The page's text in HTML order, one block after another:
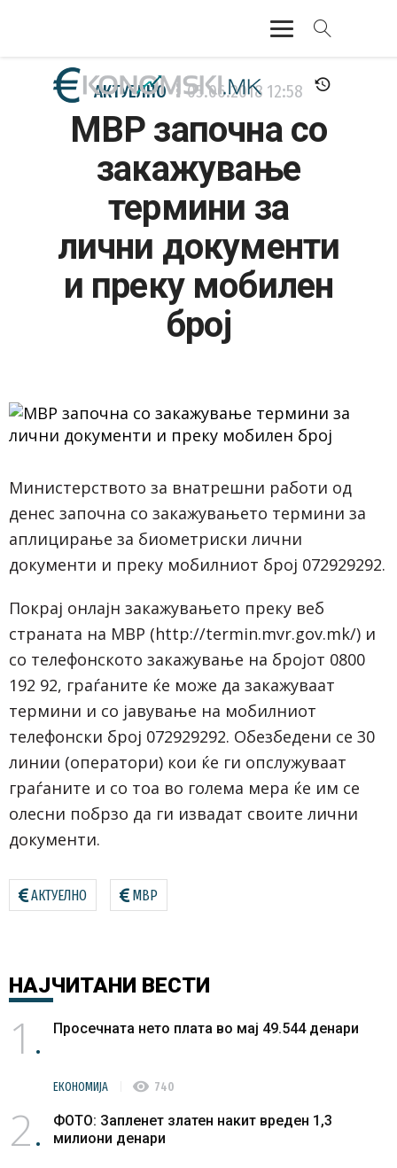
АКТУЕЛНО
ЕКОНОМИЈА
ФИНАНСИИ
БАНКАРСТВО
ЖИВОТ
МОЗАИК
АКТУЕЛНО 05.06.2018 12:58
МВР започна со
закажување
термини за
лични документи
и преку мобилен
број
Министерството за внатрешни работи од
денес започна со закажувањето термини за
аплицирање за биометриски лични
документи и преку мобилниот број 072929292.
Покрај онлајн закажувањето преку веб
страната на МВР (http://termin.mvr.gov.mk/) и
со телефонското закажување на бројот 0800
192 92, граѓаните ќе може да закажуваат
термини и со јавување на мобилниот
телефонски број 072929292. Обезбедени се 30
линии (оператори) кои ќе ги опслужуваат
граѓаните и со тоа во голема мера ќе им се
олесни побрзо да ги извадат своите лични
документи.
АКТУЕЛНО МВР
НАЈЧИТАНИ ВЕСТИ
1 Просечната нето плата во мај 49.544 денари
ЕКОНОМИЈА visibility 740
2
ФОТО: Запленет златен накит вреден 1,3
милиони денари